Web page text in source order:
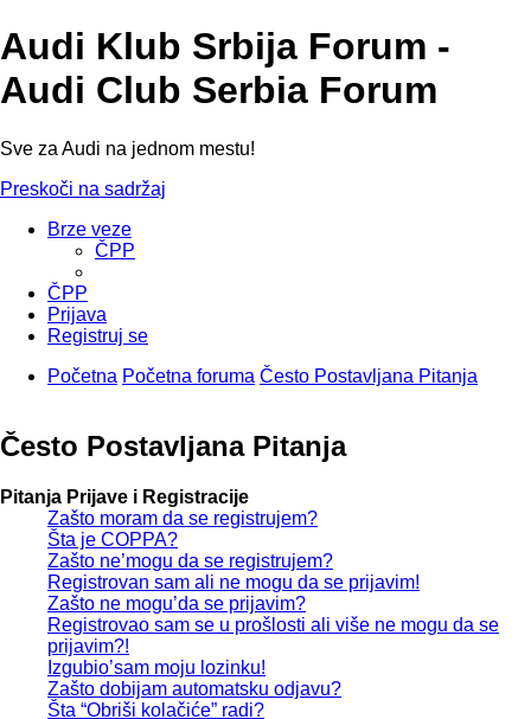
Audi Klub Srbija Forum -
Audi Club Serbia Forum
Sve za Audi na jednom mestu!
Preskoči na sadržaj
Brze veze
ČPP
ČPP
Prijava
Registruj se
Početna Početna foruma Često Postavljana Pitanja
Često Postavljana Pitanja
Pitanja Prijave i Registracije
Zašto moram da se registrujem?
Šta je COPPA?
Zašto ne’mogu da se registrujem?
Registrovan sam ali ne mogu da se prijavim!
Zašto ne mogu’da se prijavim?
Registrovao sam se u prošlosti ali više ne mogu da se
prijavim?!
Izgubio’sam moju lozinku!
Zašto dobijam automatsku odjavu?
Šta “Obriši kolačiće” radi?